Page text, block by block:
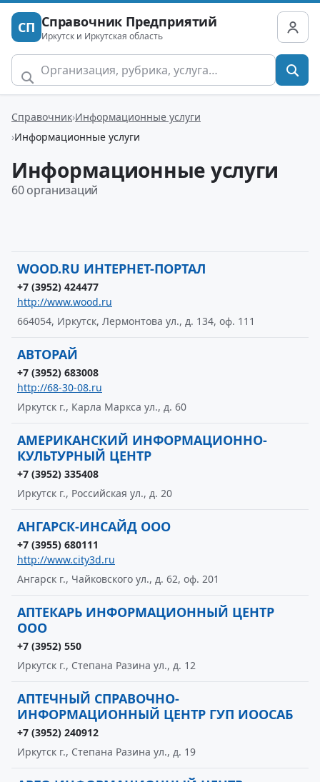
СП Справочник Предприятий
Иркутск и Иркутская область
Справочник Информационные услуги
Информационные услуги
Информационные услуги
60 организаций
WOOD.RU ИНТЕРНЕТ-ПОРТАЛ
+7 (3952) 424477
http://www.wood.ru
664054, Иркутск, Лермонтова ул., д. 134, оф. 111
АВТОРАЙ
+7 (3952) 683008
http://68-30-08.ru
Иркутск г., Карла Маркса ул., д. 60
АМЕРИКАНСКИЙ ИНФОРМАЦИОННО-
КУЛЬТУРНЫЙ ЦЕНТР
+7 (3952) 335408
Иркутск г., Российская ул., д. 20
АНГАРСК-ИНСАЙД ООО
+7 (3955) 680111
http://www.city3d.ru
Ангарск г., Чайковского ул., д. 62, оф. 201
АПТЕКАРЬ ИНФОРМАЦИОННЫЙ ЦЕНТР
ООО
+7 (3952) 550
Иркутск г., Степана Разина ул., д. 12
АПТЕЧНЫЙ СПРАВОЧНО-
ИНФОРМАЦИОННЫЙ ЦЕНТР ГУП ИООСАБ
+7 (3952) 240912
Иркутск г., Степана Разина ул., д. 19